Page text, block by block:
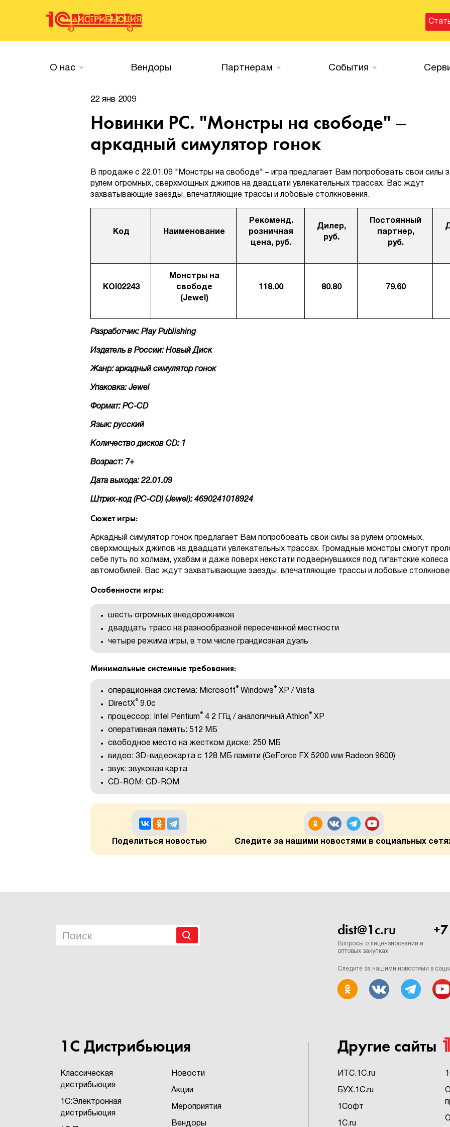
О нас Вендоры Партнерам События
22 янв 2009
Новинки PC. "Монстры на свободе" –
аркадный симулятор гонок
В продаже с 22.01.09 "Монстры на свободе" – игра предлагает Вам попробовать свои силы
рулем огромных, сверхмощных джипов на двадцати увлекательных трассах. Вас ждут
захватывающие заезды, впечатляющие трассы и лобовые столкновения.
Код Наименование
Рекоменд.
розничная
цена, руб.
Дилер,
руб.
Постоянный
партнер,
руб.
KOI02243
Монстры на
свободе
(Jewel)
118.00 80.80 79.60
Разработчик: Play Publishing
Издатель в России: Новый Диск
Жанр: аркадный симулятор гонок
Упаковка: Jewel
Формат: PC-CD
Язык: русский
Количество дисков CD: 1
Возраст: 7+
Дата выхода: 22.01.09
Штрих-код (PC-CD) (Jewel): 4690241018924
Сюжет игры:
Аркадный симулятор гонок предлагает Вам попробовать свои силы за рулем огромных,
сверхмощных джипов на двадцати увлекательных трассах. Громадные монстры смогут
себе путь по холмам, ухабам и даже поверх некстати подвернувшихся под гигантские колеса
автомобилей. Вас ждут захватывающие заезды, впечатляющие трассы и лобовые
Особенности игры:
шесть огромных внедорожников
двадцать трасс на разнообразной пересеченной местности
четыре режима игры, в том числе грандиозная дуэль
Минимальные системные требования:
операционная система: Microsoft® Windows® XP / Vista
DirectX® 9.0с
процессор: Intel Pentium® 4 2 ГГц / аналогичный Athlon® XP
оперативная память: 512 МБ
свободное место на жестком диске: 250 МБ
видео: 3D-видеокарта с 128 МБ памяти (GeForce FX 5200 или Radeon 9600)
звук: звуковая карта
CD-ROM: CD-ROM
Поделиться новостью Следите за нашими новостями в социальных
dist@1c.ru
Вопросы о лицензировании и
оптовых закупках
Следите за нашими новостями в
1С Дистрибьюция
Классическая
дистрибьюция
1С:Электронная
дистрибьюция
Новости
Акции
Мероприятия
Вендоры
Другие сайты
ИTC.1C.ru
БУХ.1C.ru
1Софт
1C.ru